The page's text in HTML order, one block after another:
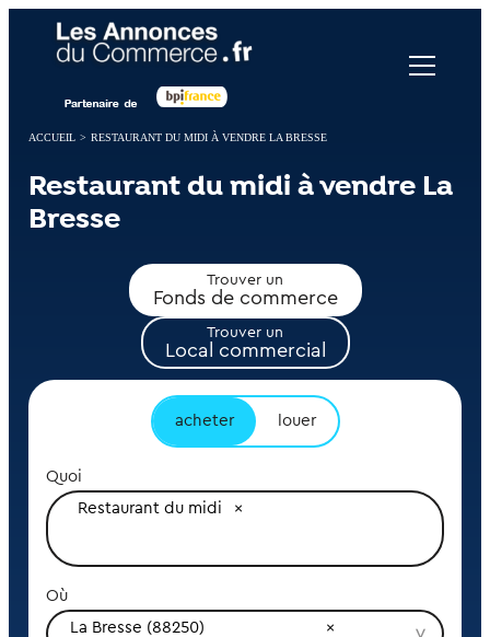
ACCUEIL > RESTAURANT DU MIDI À VENDRE LA BRESSE
Restaurant du midi à vendre La
Bresse
Trouver un
Fonds de commerce
Trouver un
Local commercial
acheter louer
Quoi
Restaurant du midi
Où
La Bresse (88250)
Panneau de gestion des cookies